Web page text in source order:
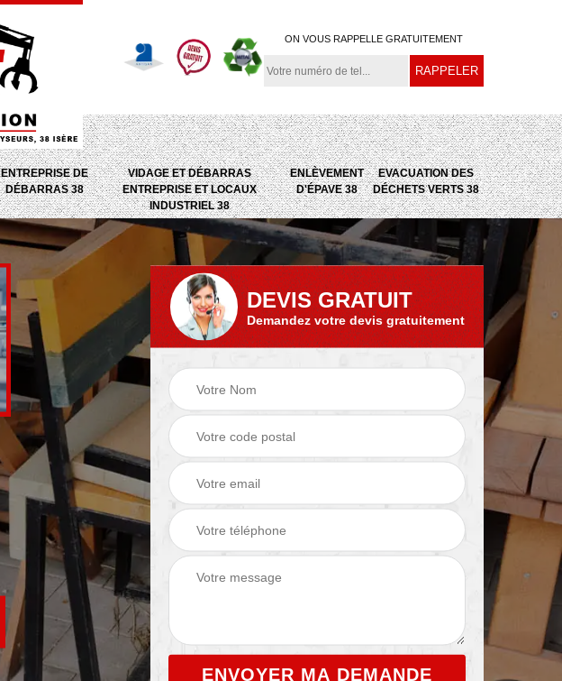
ON VOUS RAPPELLE GRATUITEMENT
ENTREPRISE DE
DÉBARRAS 38
VIDAGE ET DÉBARRAS
ENTREPRISE ET LOCAUX
INDUSTRIEL 38
ENLÈVEMENT
D'ÉPAVE 38
EVACUATION DES
DÉCHETS VERTS 38
Entreprise de
débarras 38
Epaviste 38
Evacuation des
déchets verts 38
DEVIS GRATUIT
Demandez votre devis gratuitement